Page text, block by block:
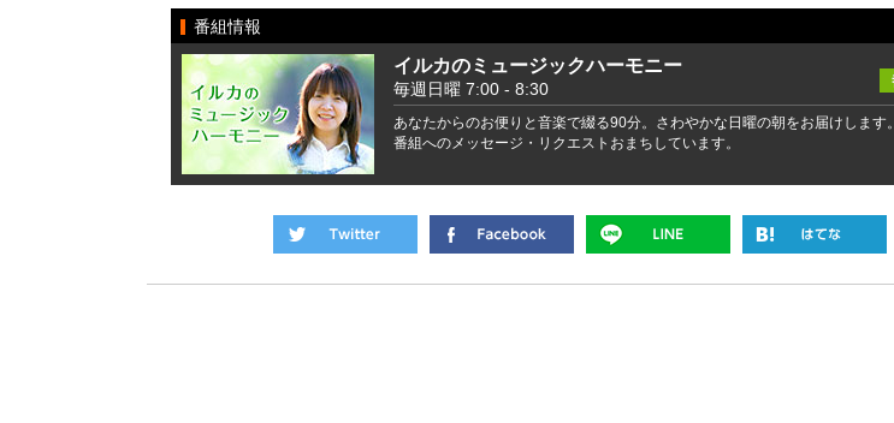
番組情報
イルカのミュージックハーモニー
毎週日曜 7:00 - 8:30
あなたからのお便りと音楽で綴る90分。さわやかな日曜の朝をお届けします。
番組へのメッセージ・リクエストおまちしています。